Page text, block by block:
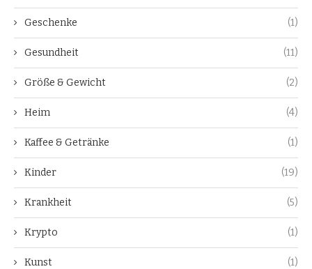
Geschenke (1)
Gesundheit (11)
Größe & Gewicht (2)
Heim (4)
Kaffee & Getränke (1)
Kinder (19)
Krankheit (5)
Krypto (1)
Kunst (1)